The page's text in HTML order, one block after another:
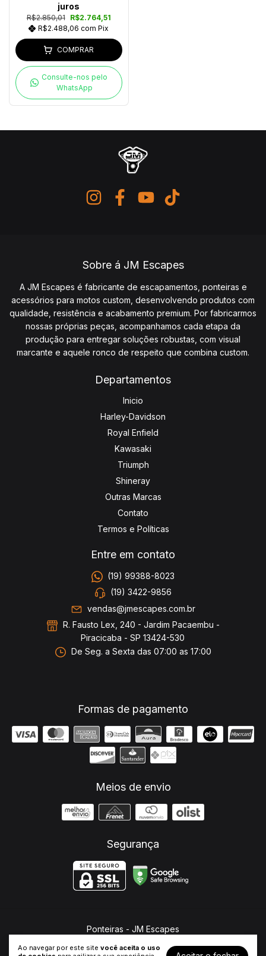
Ao navegar por este site você aceita o uso
R$2.850,01
R$2.764,51
R$2.488,06com Pix
juros
COMPRAR
Consulte-nos pelo
WhatsApp
Sobre á JM Escapes
A JM Escapes é fabricante de escapamentos, ponteiras e
acessórios para motos custom, desenvolvendo produtos com
qualidade, resistência e acabamento premium. Por fabricarmos
nossas próprias peças, acompanhamos cada etapa da
produção para entregar soluções robustas, com visual
marcante e aquele ronco de respeito que combina custom.
Departamentos
Inicio
Harley-Davidson
Royal Enfield
Kawasaki
Triumph
Shineray
Outras Marcas
Contato
Termos e Políticas
Entre em contato
(19) 99388-8023
(19) 3422-9856
vendas@jmescapes.com.br
R. Fausto Lex, 240 - Jardim Pacaembu -
Piracicaba - SP 13424-530
De Seg. a Sexta das 07:00 as 17:00
Formas de pagamento
Meios de envio
Segurança
Ponteiras - JM Escapes